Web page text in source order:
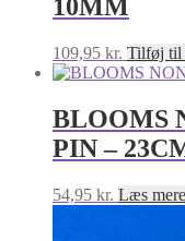
10MM
109,95 kr. Tilføj til
BLOOMS
PIN –
54,95 kr. Læs mere